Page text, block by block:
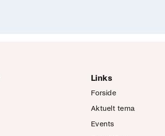
Links
Forside
Aktuelt tema
Events